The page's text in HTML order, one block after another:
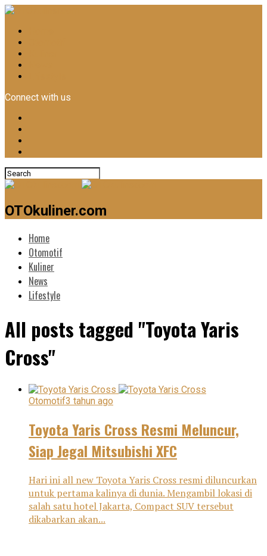
Connect with us
OTOkuliner.com
Home
Otomotif
Kuliner
News
Lifestyle
All posts tagged "Toyota Yaris
Cross"
Otomotif3 tahun ago
Toyota Yaris Cross Resmi Meluncur,
Siap Jegal Mitsubishi XFC
Hari ini all new Toyota Yaris Cross resmi diluncurkan
untuk pertama kalinya di dunia. Mengambil lokasi di
salah satu hotel Jakarta, Compact SUV tersebut
dikabarkan akan...